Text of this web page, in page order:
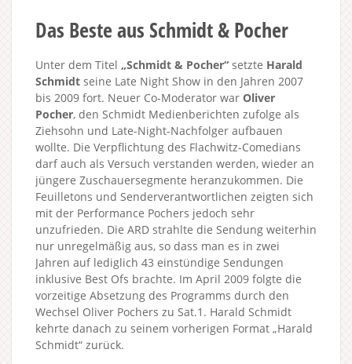
Das Beste aus Schmidt & Pocher
Unter dem Titel „Schmidt & Pocher“ setzte Harald
Schmidt seine Late Night Show in den Jahren 2007
bis 2009 fort. Neuer Co-Moderator war Oliver
Pocher, den Schmidt Medienberichten zufolge als
Ziehsohn und Late-Night-Nachfolger aufbauen
wollte. Die Verpflichtung des Flachwitz-Comedians
darf auch als Versuch verstanden werden, wieder an
jüngere Zuschauersegmente heranzukommen. Die
Feuilletons und Senderverantwortlichen zeigten sich
mit der Performance Pochers jedoch sehr
unzufrieden. Die ARD strahlte die Sendung weiterhin
nur unregelmäßig aus, so dass man es in zwei
Jahren auf lediglich 43 einstündige Sendungen
inklusive Best Ofs brachte. Im April 2009 folgte die
vorzeitige Absetzung des Programms durch den
Wechsel Oliver Pochers zu Sat.1. Harald Schmidt
kehrte danach zu seinem vorherigen Format „Harald
Schmidt“ zurück.